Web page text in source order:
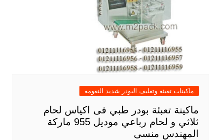
ماكينات تعبئه وتغليف البودر شديد النعومه
ماكينة تعبئة بودر طبي فى اكياس لحام
ثلاثي و لحام رباعي موديل 955 ماركة
المهندس منسى